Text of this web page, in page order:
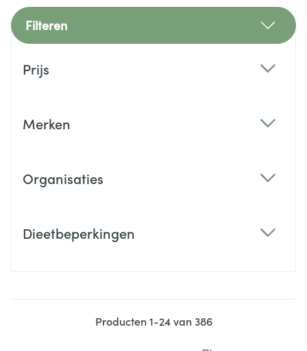
Filteren
Prijs
Merken
Organisaties
Dieetbeperkingen
Producten1-24van386